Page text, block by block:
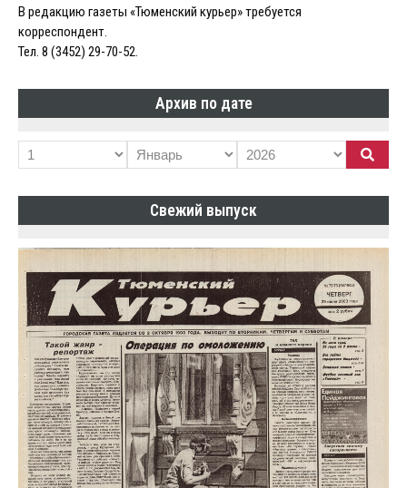
В редакцию газеты «Тюменский курьер» требуется
корреспондент.
Тел. 8 (3452) 29-70-52.
Архив по дате
Свежий выпуск